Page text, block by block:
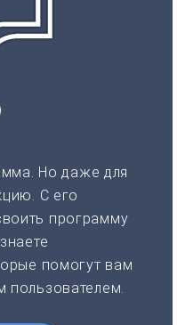
Но даже для
С его
программу
помогут вам
пользователем.